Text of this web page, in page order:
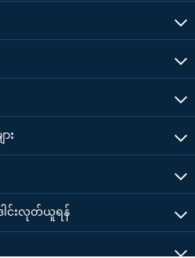
း
ါင်းလုတ်ယူရန်